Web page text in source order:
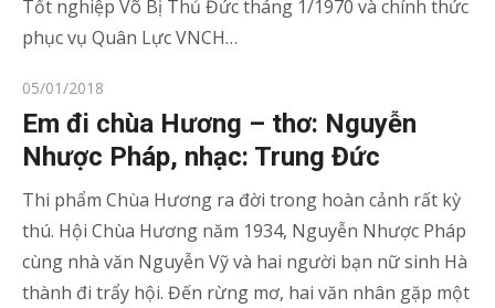
Tốt nghiệp Võ Bị Thủ Đức tháng 1/1970 và chính thức
phục vụ Quân Lực VNCH…
Posted
on
05/01/2018
Em đi chùa Hương – thơ: Nguyễn
Nhược Pháp, nhạc: Trung Đức
Thi phẩm Chùa Hương ra đời trong hoàn cảnh rất kỳ
thú. Hội Chùa Hương năm 1934, Nguyễn Nhược Pháp
cùng nhà văn Nguyễn Vỹ và hai người bạn nữ sinh Hà
thành đi trẩy hội. Đến rừng mơ, hai văn nhân gặp một